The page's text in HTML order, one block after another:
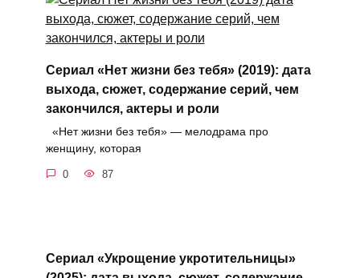
Сериал «Нет жизни без тебя» (2019): дата
выхода, сюжет, содержание серий, чем
закончился, актеры и роли
«Нет жизни без тебя» — мелодрама про
женщину, которая
0 87
Сериал «Укрощение укротительницы»